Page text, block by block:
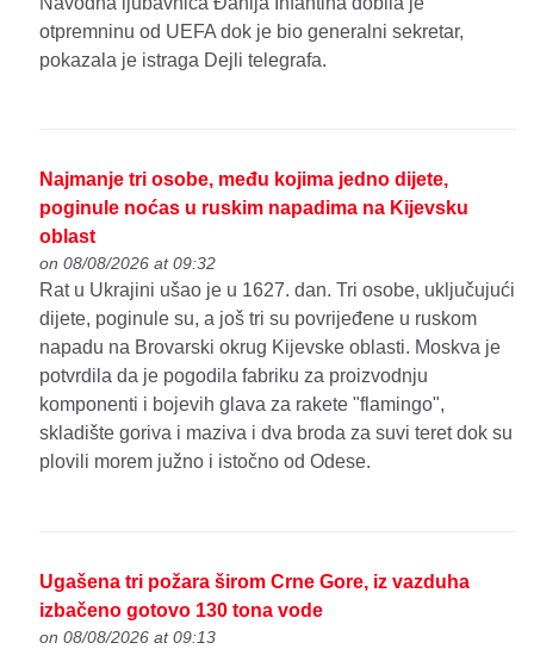
otpremninu od UEFA dok je bio generalni sekretar,
pokazala je istraga Dejli telegrafa.
Najmanje tri osobe, među kojima jedno dijete,
poginule noćas u ruskim napadima na Kijevsku
oblast
on 08/08/2026 at 09:32
Rat u Ukrajini ušao je u 1627. dan. Tri osobe, uključujući
dijete, poginule su, a još tri su povrijeđene u ruskom
napadu na Brovarski okrug Kijevske oblasti. Moskva je
potvrdila da je pogodila fabriku za proizvodnju
komponenti i bojevih glava za rakete "flamingo",
skladište goriva i maziva i dva broda za suvi teret dok su
plovili morem južno i istočno od Odese.
Ugašena tri požara širom Crne Gore, iz vazduha
izbačeno gotovo 130 tona vode
on 08/08/2026 at 09:13